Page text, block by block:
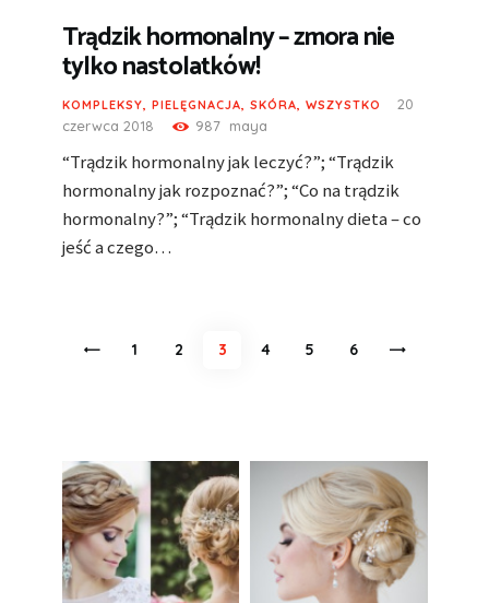
Trądzik hormonalny – zmora nie
tylko nastolatków!
KOMPLEKSY, PIELĘGNACJA, SKÓRA, WSZYSTKO
20
czerwca 2018
987 maya
“Trądzik hormonalny jak leczyć?”; “Trądzik
hormonalny jak rozpoznać?”; “Co na trądzik
hormonalny?”; “Trądzik hormonalny dieta – co
jeść a czego…
NawigacjaPAGE
1 PAGE
2 PAGE
3 PAGE
4 PAGE
5 PAGE
6